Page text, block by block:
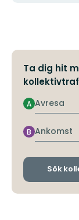
Ta dig hit
Avresa
A
Ankomst
B
Sök